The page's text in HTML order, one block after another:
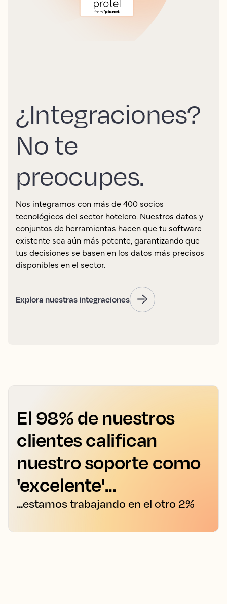
¿Integraciones?
No te
preocupes.
Nos integramos con más de 400 socios
tecnológicos del sector hotelero. Nuestros datos y
conjuntos de herramientas hacen que tu software
existente sea aún más potente, garantizando que
tus decisiones se basen en los datos más precisos
disponibles en el sector.
Explora nuestras integraciones
El 98% de nuestros
clientes califican
nuestro soporte como
'excelente'...
...estamos trabajando en el otro 2%